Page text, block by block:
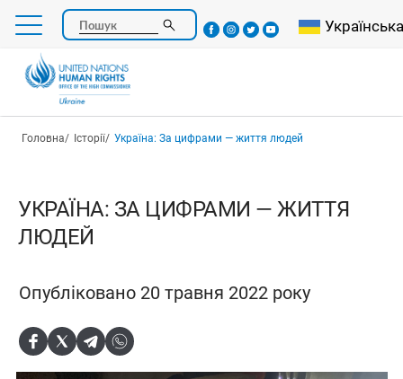
Перейти
основного
Пошук Select your
Українська
Рядок навіґації
Головна Історії Україна: За цифрами — життя людей
УКРАЇНА: ЗА ЦИФРАМИ — ЖИТТЯ
ЛЮДЕЙ
Опубліковано 20 травня 2022 року